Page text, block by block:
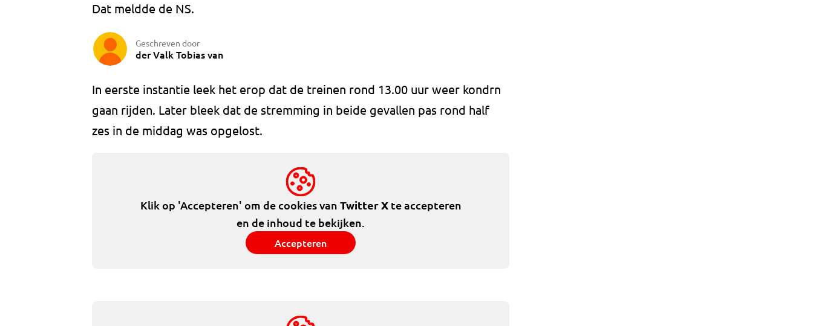
Dat meldde de NS.
Geschreven door
der Valk Tobias van
In eerste instantie leek het erop dat de treinen rond 13.00 uur weer kondrn
gaan rijden. Later bleek dat de stremming in beide gevallen pas rond half
zes in de middag was opgelost.
Klik op 'Accepteren' om de cookies van Twitter Xte accepteren
en de inhoud te bekijken.
Accepteren